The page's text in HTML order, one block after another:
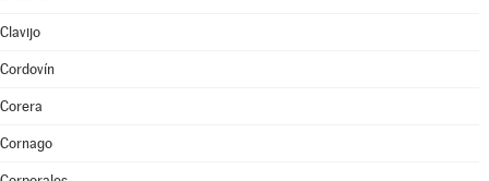
Clavijo
Cordovín
Corera
Cornago